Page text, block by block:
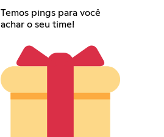
Temos pings para você
achar o seu time!